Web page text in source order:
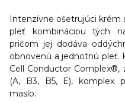
Intenzívne ošetrujúci krém
pleť kombináciou tých
pričom jej dodáva
obnovenú a jednotnú pleť.
Cell Conductor Complex®,
(A, B3, B5, E), komplex
maslo.